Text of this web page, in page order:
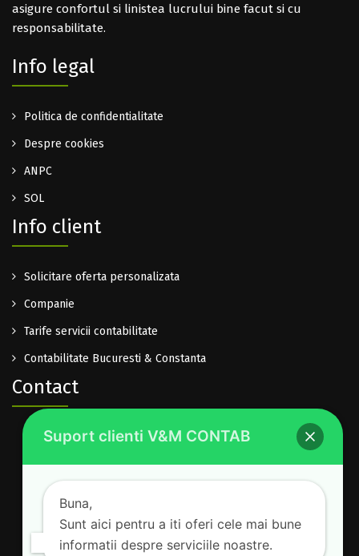
asigure confortul si linistea lucrului bine facut si cu
responsabilitate.
Info legal
Politica de confidentialitate
Despre cookies
ANPC
SOL
Info client
Solicitare oferta personalizata
Companie
Tarife servicii contabilitate
Contabilitate Bucuresti & Constanta
Contact
0722.614.940
office@vm-contab.ro
Lu-Vi: 08:30-16:00
Sam-Dum: inchis
Suport clienti V&M CONTAB
Buna,
Sunt aici pentru a iti oferi cele mai bune
informatii despre serviciile noastre.